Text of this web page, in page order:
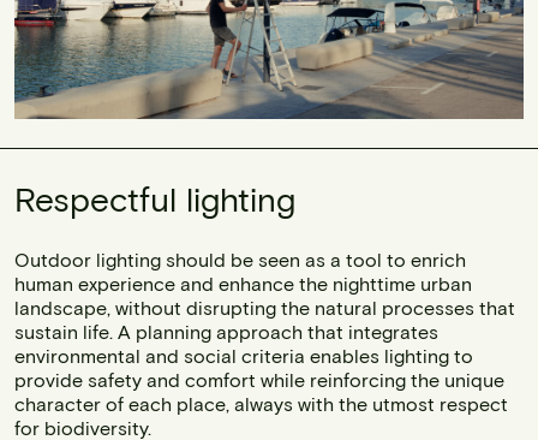
Respectful lighting
Outdoor lighting should be seen as a tool to enrich
human experience and enhance the nighttime urban
landscape, without disrupting the natural processes that
sustain life. A planning approach that integrates
environmental and social criteria enables lighting to
provide safety and comfort while reinforcing the unique
character of each place, always with the utmost respect
for biodiversity.